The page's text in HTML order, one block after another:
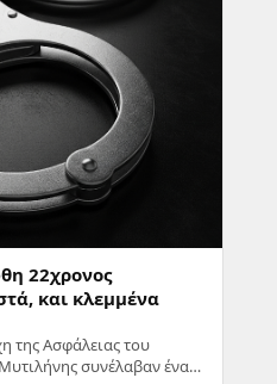
22χρονος
και κλεμμένα
της Ασφάλειας του
συνέλαβαν έναν